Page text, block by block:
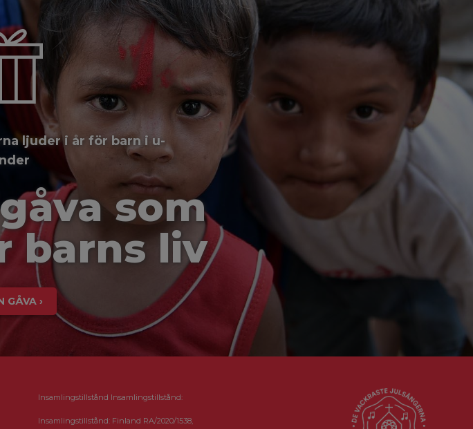
ljuder i år för barn i u-
som
barns liv
GÅVA ›
Insamlingstillstånd Insamlingstillstånd:
Insamlingstillstånd: Finland RA/2020/1538,